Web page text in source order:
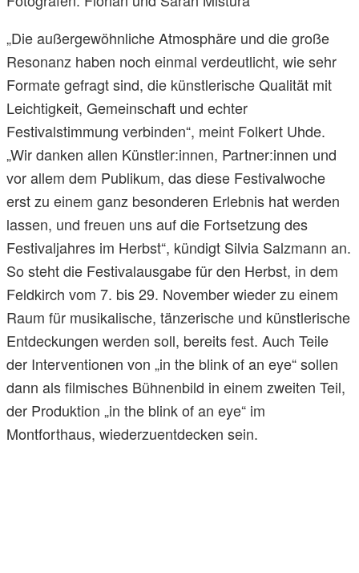
„Die außergewöhnliche Atmosphäre und die große
Resonanz haben noch einmal verdeutlicht, wie sehr
Formate gefragt sind, die künstlerische Qualität mit
Leichtigkeit, Gemeinschaft und echter
Festivalstimmung verbinden“, meint Folkert Uhde.
„Wir danken allen Künstler:innen, Partner:innen und
vor allem dem Publikum, das diese Festivalwoche
erst zu einem ganz besonderen Erlebnis hat werden
lassen, und freuen uns auf die Fortsetzung des
Festivaljahres im Herbst“, kündigt Silvia Salzmann an.
So steht die Festivalausgabe für den Herbst, in dem
Feldkirch vom 7. bis 29. November wieder zu einem
Raum für musikalische, tänzerische und künstlerische
Entdeckungen werden soll, bereits fest. Auch Teile
der Interventionen von „in the blink of an eye“ sollen
dann als filmisches Bühnenbild in einem zweiten Teil,
der Produktion „in the blink of an eye“ im
Montforthaus, wiederzuentdecken sein.